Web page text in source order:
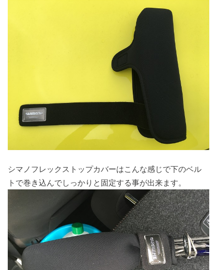
シマノフレックストップカバーはこんな感じで下のベル
トで巻き込んでしっかりと固定する事が出来ます。